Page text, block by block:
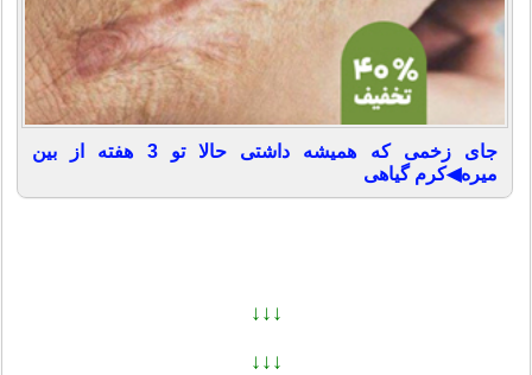
جای زخمی که همیشه داشتی حالا تو 3 هفته از بین
میره◀کرم گیاهی
↓↓↓
↓↓↓